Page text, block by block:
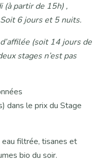
(à partir de 15h) ,
6 jours et 5 nuits.
(soit 14 jours de
stages n’est pas
dans le prix du Stage
filtrée, tisanes et
bio du soir.